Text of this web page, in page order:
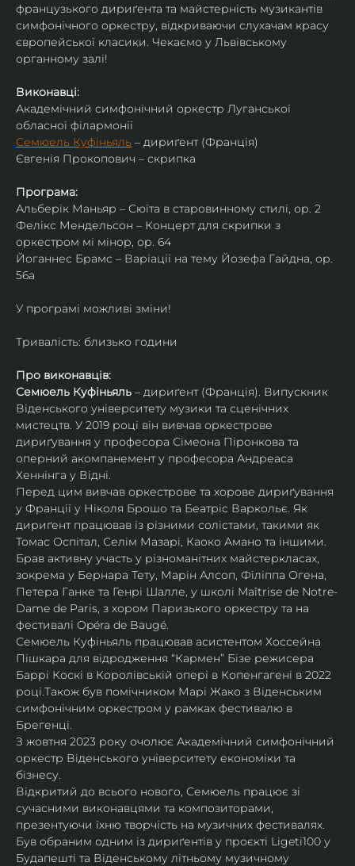
французького дириґента та майстерність музикантів
симфонічного оркестру, відкриваючи слухачам красу
європейської класики. Чекаємо у Львівському
органному залі!
Виконавці:
Академічний симфонічний оркестр Луганської
обласної філармонії
Семюель Куфіньяль – дириґент (Франція)
Євгенія Прокопович – скрипка
Програма:
Альберік Маньяр – Сюїта в старовинному стилі, ор. 2
Фелікс Мендельсон – Концерт для скрипки з
оркестром мі мінор, ор. 64
Йоганнес Брамс – Варіації на тему Йозефа Гайдна, ор.
56a
У програмі можливі зміни!
Тривалість: близько години
Про виконавців:
Семюель Куфіньяль – дириґент (Франція). Випускник
Віденського університету музики та сценічних
мистецтв. У 2019 році він вивчав оркестрове
дириґування у професора Сімеона Піронкова та
оперний акомпанемент у професора Андреаса
Хеннінга у Відні.
Перед цим вивчав оркестрове та хорове дириґування
у Франції у Ніколя Брошо та Беатріс Варкольє. Як
дириґент працював із різними солістами, такими як
Томас Оспітал, Селім Мазарі, Каоко Амано та іншими.
Брав активну участь у різноманітних майстеркласах,
зокрема у Бернара Тету, Марін Алсоп, Філіппа Огена,
Петера Ганке та Генрі Шалле, у школі Maîtrise de Notre-
Dame de Paris, з хором Паризького оркестру та на
фестивалі Opéra de Baugé.
Семюель Куфіньяль працював асистентом Хоссейна
Пішкара для відродження “Кармен” Бізе режисера
Баррі Коскі в Королівській опері в Копенгагені в 2022
році.Також був помічником Марі Жако з Віденським
симфонічним оркестром у рамках фестивалю в
Брегенці.
З жовтня 2023 року очолює Академічний симфонічний
оркестр Віденського університету економіки та
бізнесу.
Відкритий до всього нового, Семюель працює зі
сучасними виконавцями та композиторами,
презентуючи їхню творчість на музичних фестивалях.
Був обраним одним із дириґентів у проєкті Ligeti100 у
Будапешті та Віденському літньому музичному